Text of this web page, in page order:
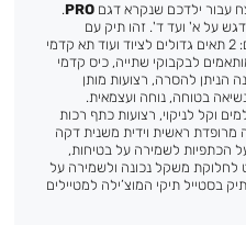
עבור ילדכם שנקרא דגם PRO
.
דגש על א' ועד ד'. זהו תיק עם
מערכת גב אורטופדית, 3 תאים גדולים: 2 תאים גדולים לציוד ועוד תא קדמי
צדדיים מותאמים לבקבוקי שתייה, כיס קדמי
הניתן להסרה, רצועות מותן
בטוחה, נוחה ועצמאית.
וקל לניקוי, רצועות כתף רכות
מרופדת ראשית וידית משנית דקה
הכתפיות לשמירה על בטיחות,
משקל נכונה ולשמירה על
בסטייל תיקי המוצ’ילה למטיילים